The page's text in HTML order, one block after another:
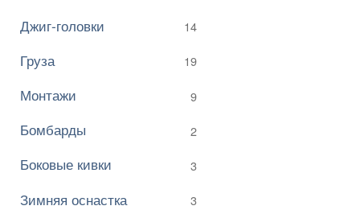
Джиг-головки 14
Груза 19
Монтажи 9
Бомбарды 2
Боковые кивки 3
Зимняя оснастка 3